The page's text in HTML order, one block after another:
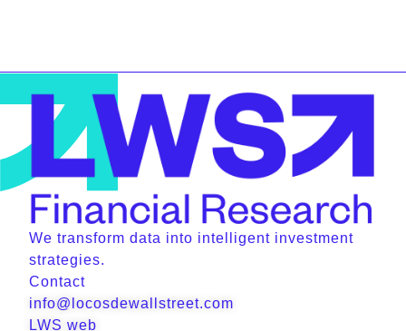
We transform data into intelligent investment
strategies.
Contact
info@locosdewallstreet.com
LWS web